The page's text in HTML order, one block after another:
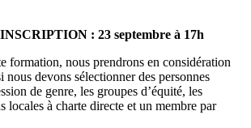
: 23 septembre à 17h
formation, nous prendrons en considération
nous devons sélectionner des personnes
de genre, les groupes d’équité, les
locales à charte directe et un membre par